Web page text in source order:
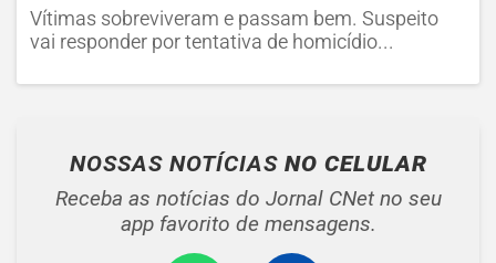
Vítimas sobreviveram e passam bem. Suspeito
vai responder por tentativa de homicídio...
NOSSAS NOTÍCIAS NO CELULAR
Receba as notícias do Jornal CNet no seu
app favorito de mensagens.